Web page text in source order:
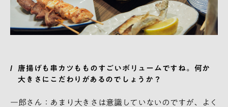
唐揚げも串カツもものすごいボリュームですね。何か
大きさにこだわりがあるのでしょうか？
一郎さん：あまり大きさは意識していないのですが、よく